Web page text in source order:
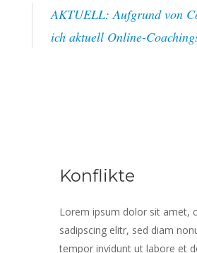
AKTUELL: Aufgrund von
ich aktuell Online-
Konflikte
Lorem ipsum dolor sit amet,
sadipscing elitr, sed diam
tempor invidunt ut labore et